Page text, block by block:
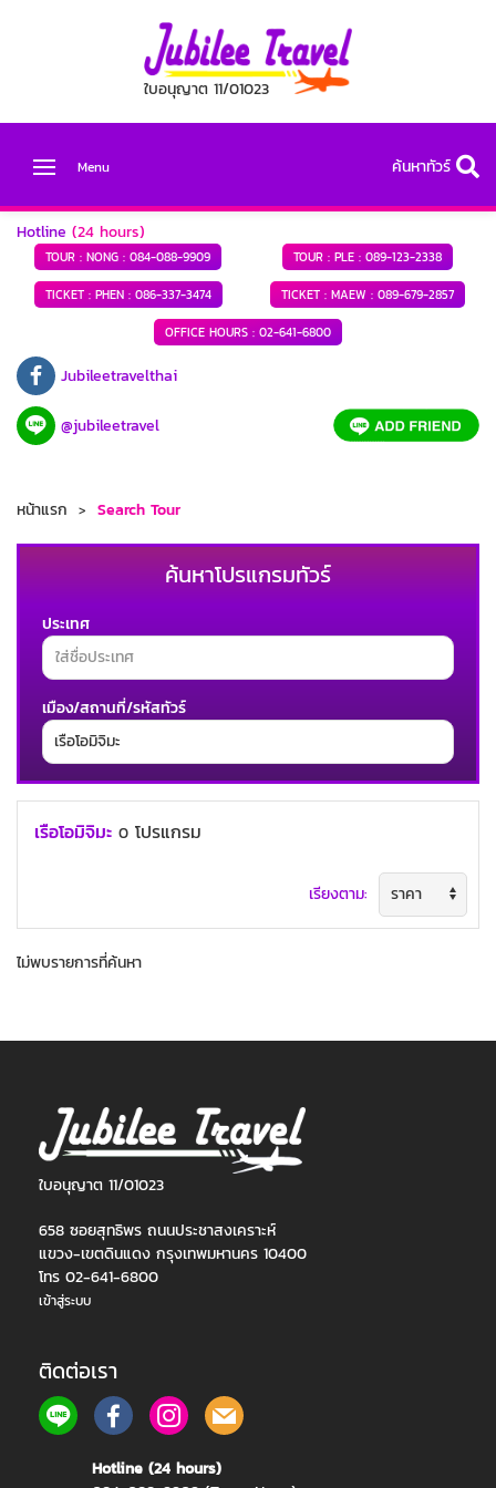
ใบอนุญาต 11/01023
Menu ค้นหาทัวร์
Hotline (24 hours)
TOUR : NONG : 084-088-9909 TOUR : PLE : 089-123-2338
TICKET : PHEN :086-337-3474 TICKET : MAEW : 089-679-2857
OFFICE HOURS : 02-641-6800
Jubileetravelthai
@jubileetravel
หน้าแรก Search Tour
ค้นหาโปรแกรมทัวร์
ประเทศ
เมือง/สถานที่/รหัสทัวร์
เรือโอมิจิมะ 0 โปรแกรม
เรียงตาม:
ไม่พบรายการที่ค้นหา
ใบอนุญาต 11/01023
658 ซอยสุทธิพร ถนนประชาสงเคราะห์
แขวง-เขตดินแดง กรุงเทพมหานคร 10400
โทร 02-641-6800
เข้าสู่ระบบ
ติดต่อเรา
Hotline (24 hours)